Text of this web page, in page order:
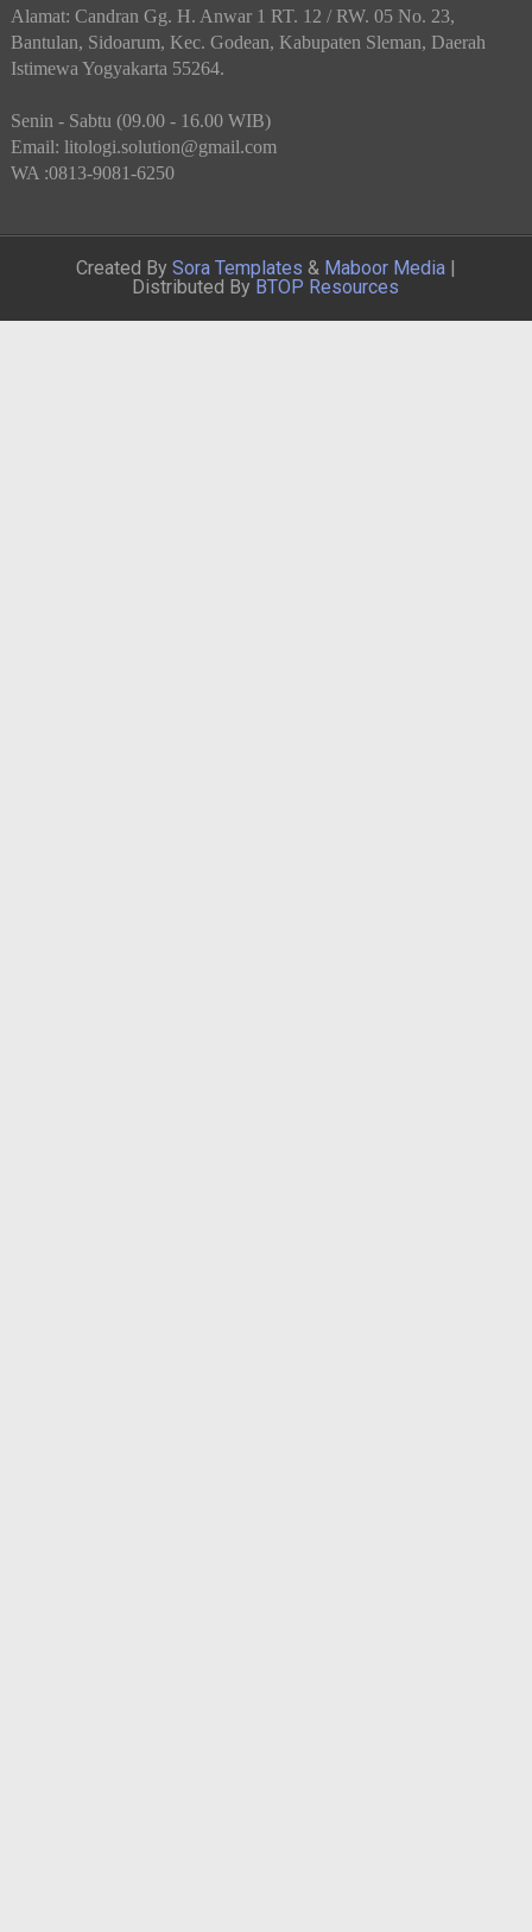
Alamat: Candran Gg. H. Anwar 1 RT. 12 / RW. 05 No. 23,
Bantulan, Sidoarum, Kec. Godean, Kabupaten Sleman, Daerah
Istimewa Yogyakarta 55264.
Senin - Sabtu (09.00 - 16.00 WIB)
Email: litologi.solution@gmail.com
WA :0813-9081-6250
Created By Sora Templates & Maboor Media|
Distributed By BTOP Resources